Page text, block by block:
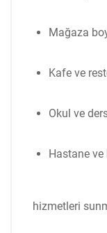
Mağaza
Kafe ve
Okul ve
Hastane
hizmetleri